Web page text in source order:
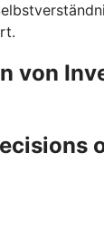
von